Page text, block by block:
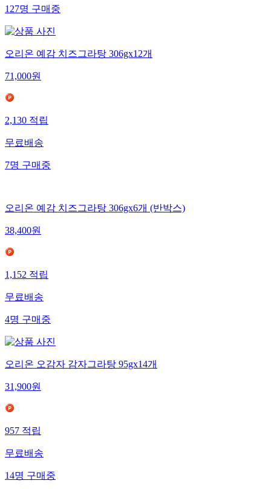
127명구매중
오리온 예감 치즈그라탕 306gx12개
71,000원
2,130적립
무료배송
7명구매중
오리온 예감 치즈그라탕 306gx6개 (반박스)
38,400원
1,152적립
무료배송
4명구매중
오리온 오감자 감자그라탕 95gx14개
31,900원
957적립
무료배송
14명구매중